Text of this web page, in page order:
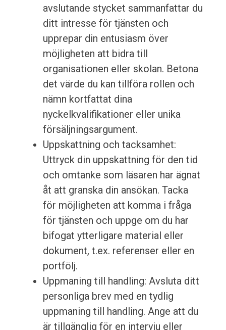
avslutande stycket sammanfattar du
ditt intresse för tjänsten och
upprepar din entusiasm över
möjligheten att bidra till
organisationen eller skolan. Betona
det värde du kan tillföra rollen och
nämn kortfattat dina
nyckelkvalifikationer eller unika
försäljningsargument.
Uppskattning och tacksamhet:
Uttryck din uppskattning för den tid
och omtanke som läsaren har ägnat
åt att granska din ansökan. Tacka
för möjligheten att komma i fråga
för tjänsten och uppge om du har
bifogat ytterligare material eller
dokument, t.ex. referenser eller en
portfölj.
Uppmaning till handling: Avsluta ditt
personliga brev med en tydlig
uppmaning till handling. Ange att du
är tillgänglig för en intervju eller